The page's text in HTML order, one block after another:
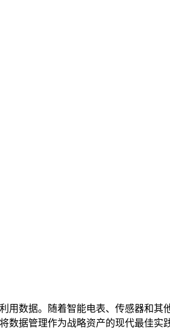
数据。随着智能电表、传感器和其
据管理作为战略资产的现代最佳实践